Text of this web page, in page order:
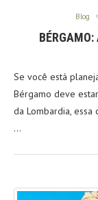
Blog
Se você está
Bérgamo deve
da Lombardia,
…